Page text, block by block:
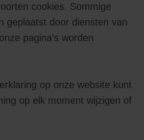
cookies. Sommige
geplaatst door diensten van
pagina's worden
op onze website kunt
op elk moment wijzigen of